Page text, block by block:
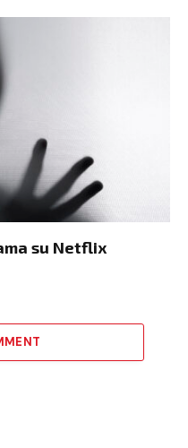
su Netflix